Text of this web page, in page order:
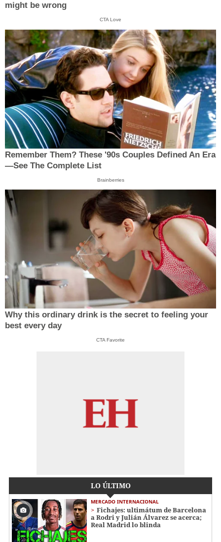
might be wrong
CTA Love
Remember Them? These '90s Couples Defined An Era
—See The Complete List
Brainberries
Why this ordinary drink is the secret to feeling your
best every day
CTA Favorite
LO ÚLTIMO
MERCADO INTERNACIONAL
Fichajes: ultimátum de Barcelona
a Rodri y Julián Álvarez se acerca;
Real Madrid lo blinda